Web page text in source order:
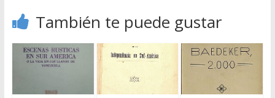
También te puede gustar